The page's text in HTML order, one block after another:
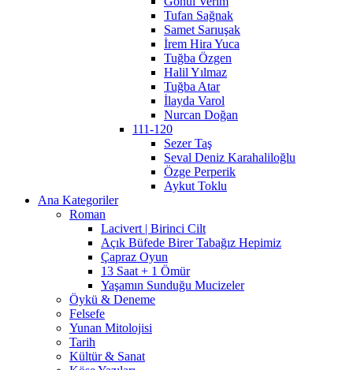
Tufan Sağnak
Samet Sarıuşak
İrem Hira Yuca
Tuğba Özgen
Halil Yılmaz
Tuğba Atar
İlayda Varol
Nurcan Doğan
111-120
Sezer Taş
Seval Deniz Karahaliloğlu
Özge Perperik
Aykut Toklu
Ana Kategoriler
Roman
Lacivert | Birinci Cilt
Açık Büfede Birer Tabağız Hepimiz
Çapraz Oyun
13 Saat + 1 Ömür
Yaşamın Sunduğu Mucizeler
Öykü & Deneme
Felsefe
Yunan Mitolojisi
Tarih
Kültür & Sanat